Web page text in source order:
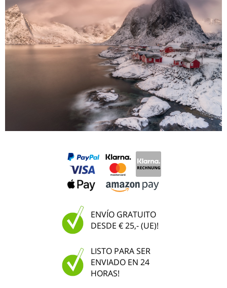
ENVÍO GRATUITO
DESDE € 25,- (UE)!
LISTO PARA SER
ENVIADO EN 24
HORAS!